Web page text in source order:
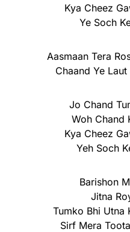
Kya Cheez
Ye Soch
Aasmaan Tera
Chaand Ye
Jo Chand
Woh Chand
Kya Cheez
Yeh Soch
Barishon
Jitna
Tumko Bhi Utna
Sirf Mera